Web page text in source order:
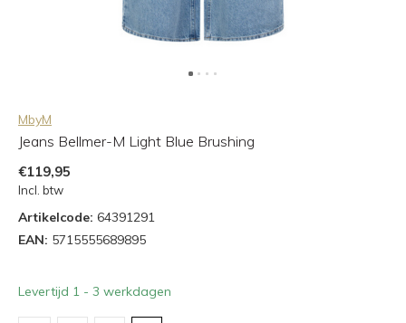
MbyM
Jeans Bellmer-M Light Blue Brushing
€119,95
Incl. btw
Artikelcode: 64391291
EAN: 5715555689895
Levertijd 1 - 3 werkdagen